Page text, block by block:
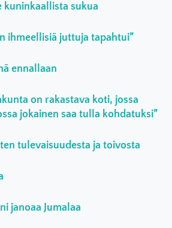
kuninkaallista sukua
ihmeellisiä juttuja tapahtui”
ennallaan
on rakastava koti, jossa
jokainen saa tulla kohdatuksi”
tulevaisuudesta ja toivosta
janoaa Jumalaa